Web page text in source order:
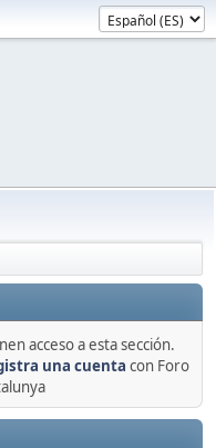
acceso a esta sección.
una cuenta con Foro